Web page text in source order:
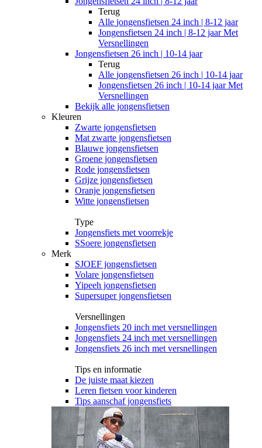
Terug
Alle jongensfietsen 24 inch | 8-12 jaar
Jongensfietsen 24 inch | 8-12 jaar Met
Versnellingen
Jongensfietsen 26 inch | 10-14 jaar
Terug
Alle jongensfietsen 26 inch | 10-14 jaar
Jongensfietsen 26 inch | 10-14 jaar Met
Versnellingen
Bekijk alle jongensfietsen
Kleuren
Zwarte jongensfietsen
Mat zwarte jongensfietsen
Blauwe jongensfietsen
Groene jongensfietsen
Rode jongensfietsen
Grijze jongensfietsen
Oranje jongensfietsen
Witte jongensfietsen
Type
Jongensfiets met voorrekje
SSoere jongensfietsen
Merk
SJOEF jongensfietsen
Volare jongensfietsen
Yipeeh jongensfietsen
Supersuper jongensfietsen
Versnellingen
Jongensfiets 20 inch met versnellingen
Jongensfiets 24 inch met versnellingen
Jongensfiets 26 inch met versnellingen
Tips en informatie
De juiste maat kiezen
Leren fietsen voor kinderen
Tips aanschaf jongensfiets